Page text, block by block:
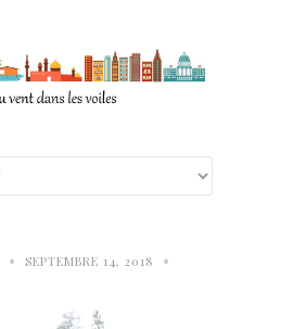
• SEPTEMBRE 14, 2018 •